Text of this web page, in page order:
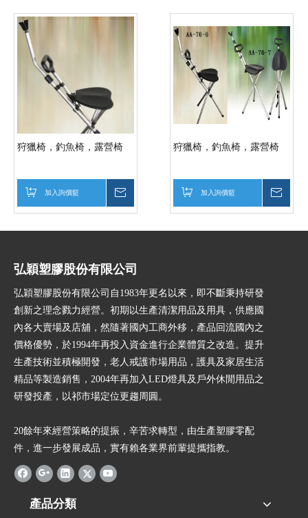
狩獵椅，釣魚椅，露營椅
加入詢價籃
狩獵椅，釣魚椅，露營椅
加入詢價籃
弘穎塑膠股份有限公司
弘穎塑膠股份有限公司自1983年更名以來，即不斷秉持研發
創新之理念戮力經營。初期以生產清潔用品及用具，供應國
內各大賣場及店舖，然隨著國內工商外移，產品回流國內之
價格優勢，於1994年再投入資金進行企業體質之改造。提升
生產技術並積極開發，老人戒護市場用品，護具及家居生活
精品等製造銷售，2004年再加入LED燈具及戶外休閒用品之
研發投產，以祁市場定位更趨周圓。
20餘年來經營策略的提振，辛苦求轉型，由生產塑膠零配
件，進一步發展成品，實有賴各業界前輩提攜指教。
產品分類